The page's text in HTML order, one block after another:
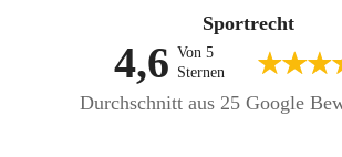
Sportrecht
4,6 Von 5
Sternen
Durchschnitt aus 25 Google